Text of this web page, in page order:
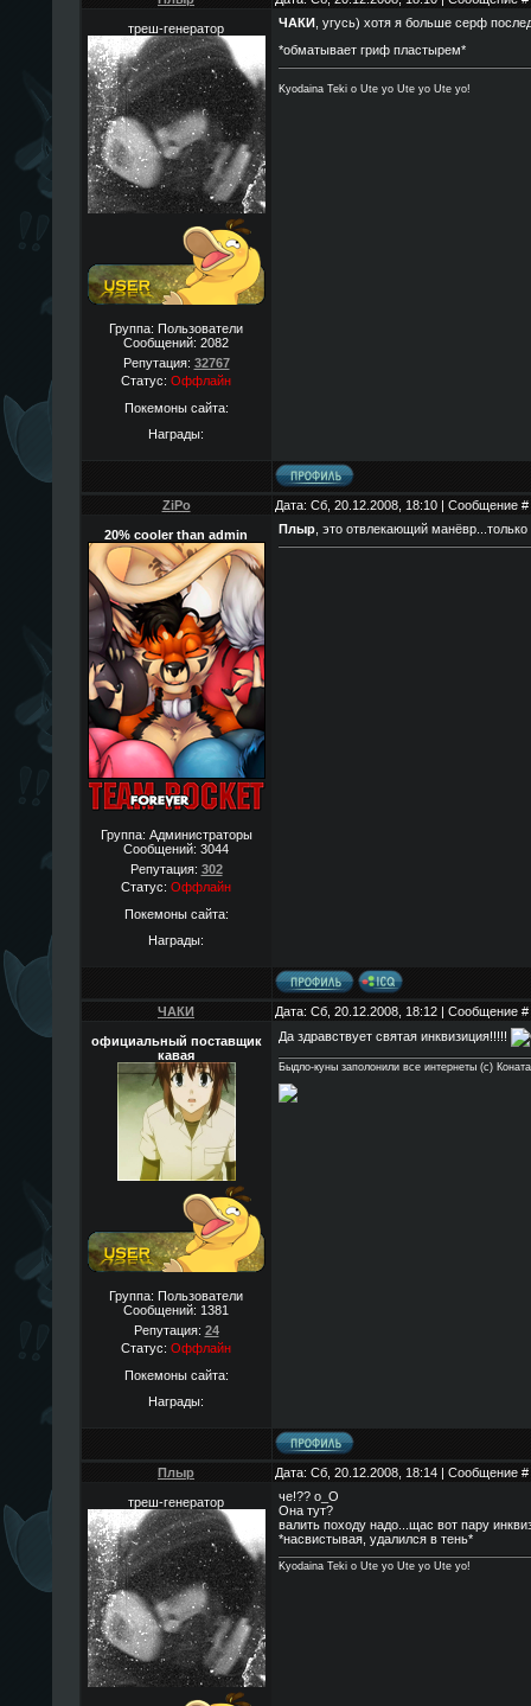
треш-генератор
Группа: Пользователи
Сообщений: 2082
Репутация: 32767
Статус: Оффлайн
Покемоны сайта:
Награды:
ЧАКИ, угусь) хотя я больше серф
*обматывает гриф пластырем*
Kyodaina Teki o Ute yo Ute yo Ute yo!
ZiPo Дата: Сб, 20.12.2008, 18:10 | Сообщение #
20% cooler than admin
Группа: Администраторы
Сообщений: 3044
Репутация: 302
Статус: Оффлайн
Покемоны сайта:
Награды:
Плыр, это отвлекающий манёвр...только
ЧАКИ Дата: Сб, 20.12.2008, 18:12 | Сообщение #
официальный поставщик
кавая
Группа: Пользователи
Сообщений: 1381
Репутация: 24
Статус: Оффлайн
Покемоны сайта:
Награды:
Да здравствует святая инквизиция!!!!!
Быдло-куны заполонили все интернеты (с)
Плыр Дата: Сб, 20.12.2008, 18:14 | Сообщение #
треш-генератор
че!?? о_О
Она тут?
валить походу надо...щас вот пару
*насвистывая, удалился в тень*
Kyodaina Teki o Ute yo Ute yo Ute yo!